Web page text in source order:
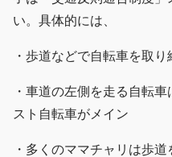
い。具体的には、
・歩道などで自転車を取
・車道の左側を走る自転
スト自転車がメイン
・多くのママチャリは歩